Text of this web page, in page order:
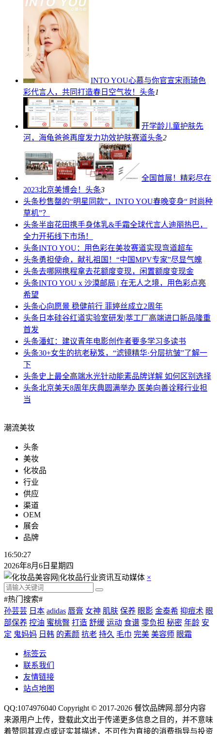
INTO YOU心慕与你官宣宋雨琦色
彩代言人，共同打造春日空气妆！ 头条1
开学龄儿童护肤先
河，海龟爸爸再度发力功效护肤赛道头条2
全国首展！精彩尽在
2023北京美博会！ 头条3
头条秒售罄的“明星同款”，INTO YOU春晚变身“ 时尚种
草机”？
头条半亩花田携手身体乳&手霜全球代言人迪丽热巴，
全力开拓线下市场！
头条INTO YOU：用色彩在美妆赛道实现弯道超车
头条勇担使命，献礼祖国！“中国MPV专家”尽显气魄
头条去哪网携程拿去花额度变现，闲置额度变现金
头条INTO YOU x 沙漠邮局 | 在无人之境，用色彩点亮
希望
头条心向愿景 稳健前行 菲婷丝成立2周年
头条 日本硅谷红道实验室研发|萃工厂高端进口新品隆重
首发
头条潘虹：建议青年电影创作者要多学习多读书
头条30+女生的抗老秘笈，“滤镜精华·分层抗皱”了解一
下
头条史上最全高端水光针动能素品牌详解 如何区别选择
头条北京美天8周年庆典圆满举办 医美向善诠释行业担
当
潮流美妆
头条
美妆
化妆品
行业
供应
渠道
OEM
展会
品牌
16:50:28
2026年8月6日星期四
×
#热门搜索#
孙芸芸 日本 adidas 唇膏 女神 肌肤 保养 眼影 金泰希 抑痘术 眼
部保养 控油 蜜桃臀 打造 舒缓 运动 食谱 零负担 秘密 年龄 安
定 鬼妈妈 日韩 的素颜 抗老 持久 毛巾 完美 美容师 眼霜
标签云
联系我们
友情链接
站点地图
QQ:1074976040 Copyright © 2017-2026 餐饮品牌网 .部分内容
来源用户上传，登载此文出于传递更多信息之目的，并不意味
着赞同其观点或证实其描述，不可作为直接的消费指导与投资